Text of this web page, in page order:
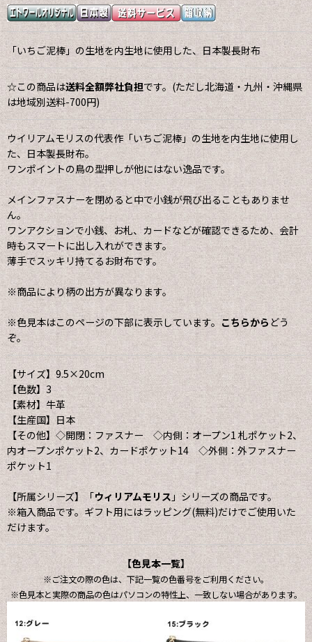
「いちご泥棒」の生地を内生地に使用した、日本製長財布
☆この商品は送料全額弊社負担です。(ただし北海道・九州・沖縄県
は地域別送料-700円)
ウイリアムモリスの代表作「いちご泥棒」の生地を内生地に使用し
た、日本製長財布。
ワンポイントの鳥の型押しが他にはない逸品です。
メインファスナーを閉めると中で小銭が飛び出ることもありませ
ん。
ワンアクションで小銭、お札、カードなどが確認できるため、会計
時もスマートに出し入れができます。
薄手でスッキリ持てるお財布です。
※商品により柄の出方が異なります。
※色見本はこのページの下部に表示しています。 こちらからどう
ぞ。
【サイズ】9.5×20cm
【色数】3
【素材】牛革
【生産国】日本
【その他】◇開閉：ファスナー ◇内側：オープン1 札ポケット2、
内オープンポケット2、カードポケット14 ◇外側：外ファスナー
ポケット1
【所属シリーズ】「ウィリアムモリス」シリーズの商品です。
※箱入商品です。ギフト用にはラッピング(無料)だけでご使用いた
だけます。
【色見本一覧】
※ご注文の際の色は、下記一覧の色番号をご利用ください。
※色見本と実際の商品の色はパソコンの特性上、一致しない場合があります。